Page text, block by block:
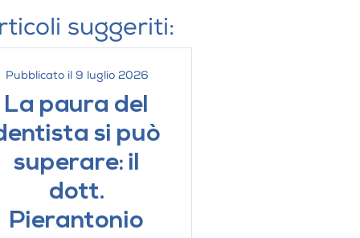
e disturbi dello spettro
suggeriti:
Pubblicato il 9 luglio 2026
La paura del
si può
superare: il
dott.
Pierantonio